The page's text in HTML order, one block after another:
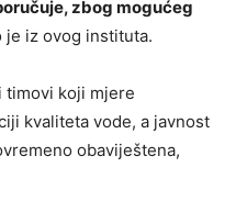
zbog mogućeg
je iz ovog instituta.
timovi koji mjere
kvaliteta vode, a javnost
obaviještena,